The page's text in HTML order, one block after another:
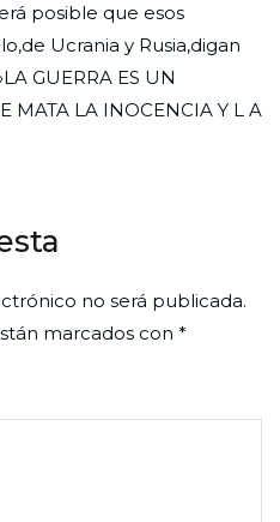
posible que esos
Ucrania y Rusia,digan
GUERRA ES UN
MATA LA INOCENCIA Y L A
no será publicada.
marcados con *